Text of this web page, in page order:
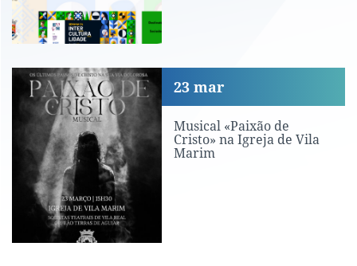
Musical «Paixão de Cristo» na Igreja
Musical «Paixão de
Cristo» na Igreja de Vila
Marim
23 mar